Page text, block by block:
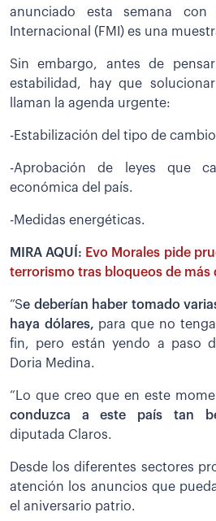
anunciado esta semana con
Internacional (FMI) es una
Sin embargo, antes de
estabilidad, hay que
llaman la agenda urgente:
-Estabilización del tipo de
-Aprobación de leyes que
económica del país.
-Medidas energéticas.
MIRA AQUÍ: Evo Morales pide
terrorismo tras bloqueos de más
“Se deberían haber tomado
haya dólares, para que no
fin, pero están yendo a paso
Doria Medina.
“Lo que creo que en este
conduzca a este país tan
diputada Claros.
Desde los diferentes sectores
atención los anuncios que
el aniversario patrio.